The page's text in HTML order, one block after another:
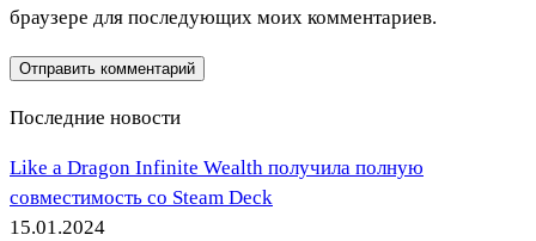
браузере для последующих моих комментариев.
Последние новости
Like a Dragon Infinite Wealth получила полную
совместимость со Steam Deck
15.01.2024